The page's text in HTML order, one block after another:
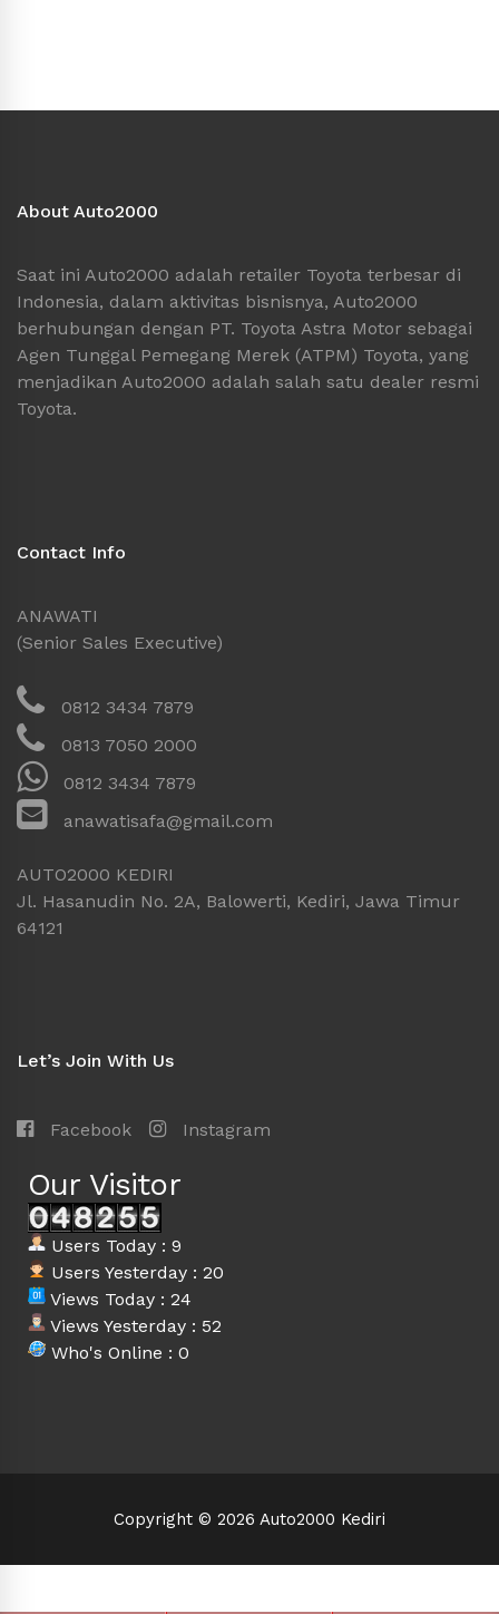
About Auto2000
Saat ini Auto2000 adalah retailer Toyota terbesar di
Indonesia, dalam aktivitas bisnisnya, Auto2000
berhubungan dengan PT. Toyota Astra Motor sebagai
Agen Tunggal Pemegang Merek (ATPM) Toyota, yang
menjadikan Auto2000 adalah salah satu dealer resmi
Toyota.
Contact Info
ANAWATI
(Senior Sales Executive)
0812 3434 7879
0813 7050 2000
0812 3434 7879
anawatisafa@gmail.com
AUTO2000 KEDIRI
Jl. Hasanudin No. 2A, Balowerti, Kediri, Jawa Timur
64121
Let’s Join With Us
Facebook Instagram
Our Visitor
Users Today : 9
Users Yesterday : 20
Views Today : 24
Views Yesterday : 52
Who's Online : 0
Copyright © 2026 Auto2000 Kediri